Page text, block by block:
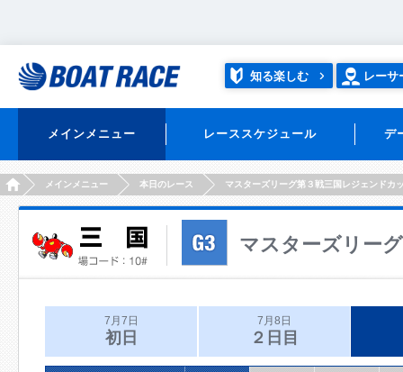
知る楽しむ レーサ
メインメニュー レーススケジュール デ
HOMEメインメニュー 本日のレース マスターズリーグ第３戦三国レジェンドカ
マスターズリー
7月7日
初日
7月8日
２日目